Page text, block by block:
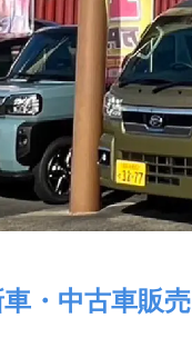
・中古車販